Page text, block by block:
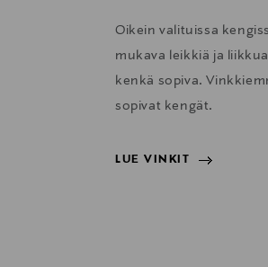
Oikein valituissa
mukava leikkiä ja
kenkä sopiva.
sopivat kengät.
LUE VINKIT